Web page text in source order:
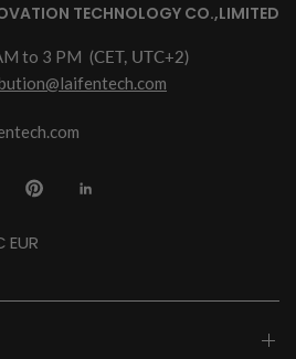
TECHNOLOGY CO.,LIMITED
to 3 PM (CET, UTC+2)